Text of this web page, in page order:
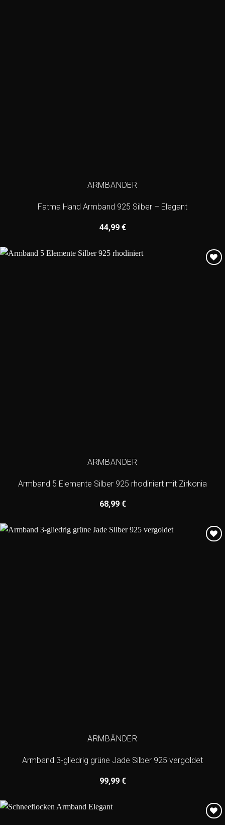
ARMBÄNDER
Fatma Hand Armband 925 Silber – Elegant
44,99 €
ARMBÄNDER
Armband 5 Elemente Silber 925 rhodiniert mit Zirkonia
68,99 €
ARMBÄNDER
Armband 3-gliedrig grüne Jade Silber 925 vergoldet
99,99 €